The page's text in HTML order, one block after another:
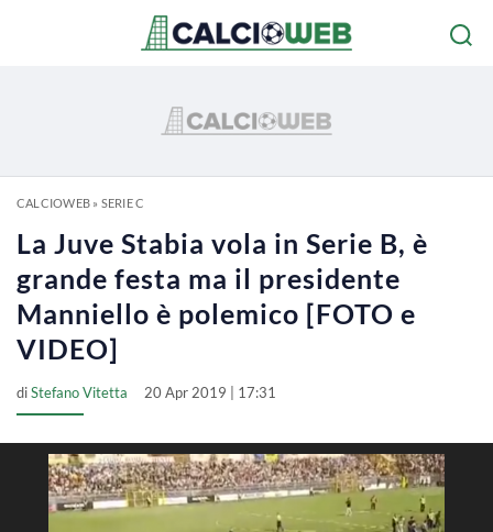
CALCIOWEB» SERIE C
La Juve Stabia vola in Serie B, è
grande festa ma il presidente
Manniello è polemico [FOTO e
VIDEO]
diStefano Vitetta 20 Apr 2019 | 17:31